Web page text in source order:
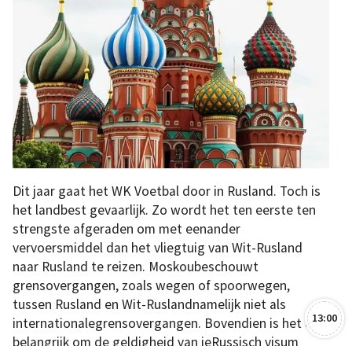
Dit jaar gaat het WK Voetbal door in Rusland. Toch is
het landbest gevaarlijk. Zo wordt het ten eerste ten
strengste afgeraden om met eenander
vervoersmiddel dan het vliegtuig van Wit-Rusland
naar Rusland te reizen. Moskoubeschouwt
grensovergangen, zoals wegen of spoorwegen,
tussen Rusland en Wit-Ruslandnamelijk niet als
internationalegrensovergangen. Bovendien is het erg
belangrijk om de geldigheid van jeRussisch visum
13:00